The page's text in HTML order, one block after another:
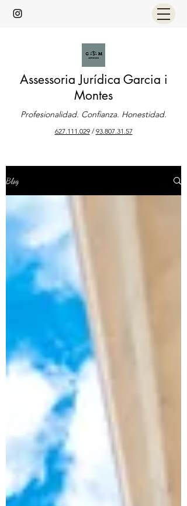
627.111.029/93.807.31.57
Profesionalidad. Confianza. Honestidad.
Assessoria Jurídica Garcia i
Montes
Blog